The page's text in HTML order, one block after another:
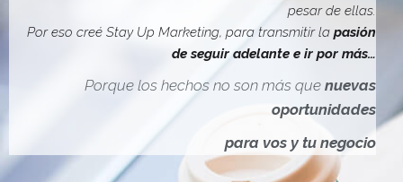
A
V
G
I
Ó
N
pesar de ellas.
Por eso creé Stay Up Marketing, para transmitir la pasión
de seguir adelante e ir por más…
Porque los hechos no son más que nuevas
oportunidades
para vos y tu negocio